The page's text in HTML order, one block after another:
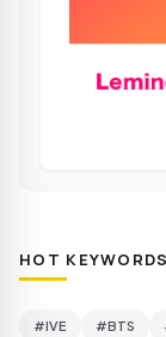
HOT KEYWORDS
#IVE #BTS